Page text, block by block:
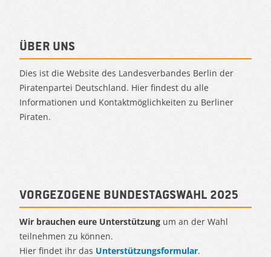
Über uns
Dies ist die Website des Landesverbandes Berlin der
Piratenpartei Deutschland. Hier findest du alle
Informationen und Kontaktmöglichkeiten zu Berliner
Piraten.
Vorgezogene Bundestagswahl 2025
Wir brauchen eure Unterstützung um an der Wahl
teilnehmen zu können.
Hier findet ihr das Unterstützungsformular.